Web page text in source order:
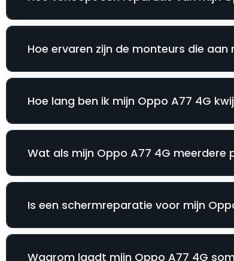
Hoe ervaren zijn de monteurs die aan
Hoe lang ben ik mijn Oppo A77 4G
Wat als mijn Oppo A77 4G meerdere
Is een schermreparatie voor mijn
Waarom laadt mijn Oppo A77 4G